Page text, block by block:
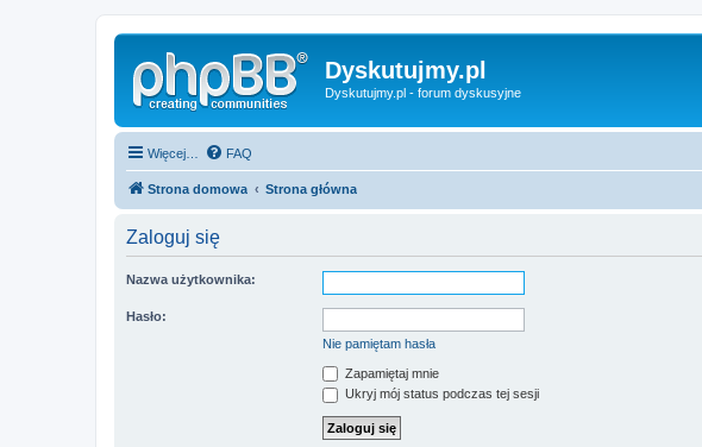
Dyskutujmy.pl
Dyskutujmy.pl - forum dyskusyjne
Więcej… FAQ
Strona domowa Strona główna
Zaloguj się
Nazwa użytkownika:
Hasło:
Nie pamiętam hasła
Zapamiętaj mnie
Ukryj mój status podczas tej sesji